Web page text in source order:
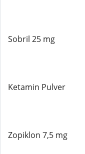
Sobril 25 mg
Ketamin Pulver
Zopiklon 7,5 mg